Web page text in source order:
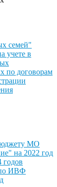
семей"
учете в
по договорам
МО
на 2022 год
годов
по ИВФ